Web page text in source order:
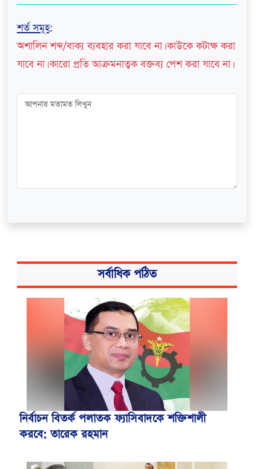
শর্ত সমূহ:
অশালিন শব্দ/বাক্য ব্যবহার করা যাবে না। কাউকে কটাক্ষ করা
যাবে না। কারো প্রতি আক্রমনাত্বক বক্তব্য পেশ করা যাবে না।
সর্বাধিক পঠিত
নির্বাচন বিতর্ক পলাতক ফ্যাসিবাদকে শক্তিশালী
করবে: তারেক রহমান